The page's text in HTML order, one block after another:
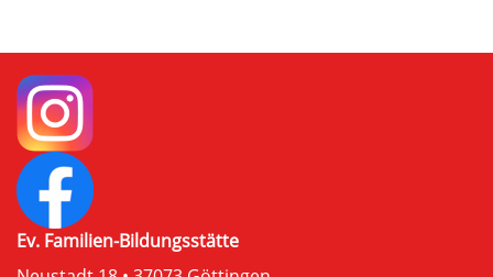
Ev. Familien-Bildungsstätte